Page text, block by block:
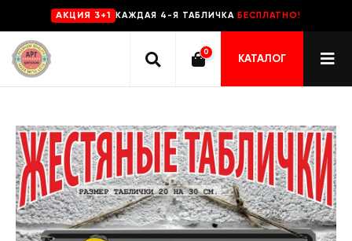
AKЦИЯ 3+1 КАЖДАЯ 4-Я ТАБЛИЧКА БЕСПЛАТНО!
0
КАТАЛОГ